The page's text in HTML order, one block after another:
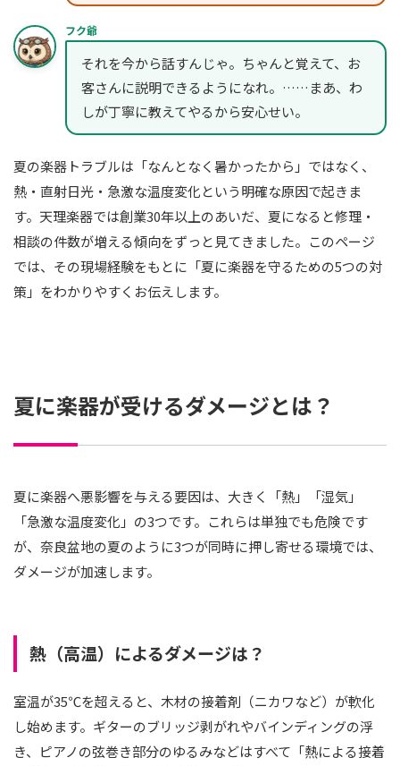
フク爺
それを今から話すんじゃ。ちゃんと覚えて、お
客さんに説明できるようになれ。……まあ、わ
しが丁寧に教えてやるから安心せい。
夏の楽器トラブルは「なんとなく暑かったから」ではなく、
熱・直射日光・急激な温度変化という明確な原因で起きま
す。天理楽器では創業30年以上のあいだ、夏になると修理・
相談の件数が増える傾向をずっと見てきました。このページ
では、その現場経験をもとに「夏に楽器を守るための5つの対
策」をわかりやすくお伝えします。
夏に楽器が受けるダメージとは？
夏に楽器へ悪影響を与える要因は、大きく「熱」「湿気」
「急激な温度変化」の3つです。これらは単独でも危険です
が、奈良盆地の夏のように3つが同時に押し寄せる環境では、
ダメージが加速します。
熱（高温）によるダメージは？
室温が35℃を超えると、木材の接着剤（ニカワなど）が軟化
し始めます。ギターのブリッジ剥がれやバインディングの浮
き、ピアノの弦巻き部分のゆるみなどはすべて「熱による接着